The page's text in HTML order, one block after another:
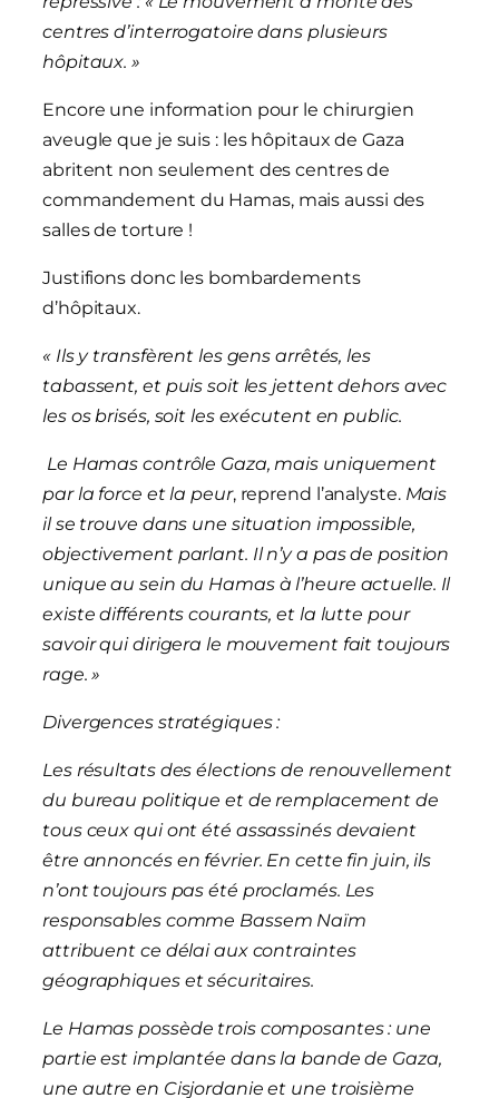
centres d’interrogatoire dans plusieurs
hôpitaux. »
Encore une information pour le chirurgien
aveugle que je suis : les hôpitaux de Gaza
abritent non seulement des centres de
commandement du Hamas, mais aussi des
salles de torture !
Justifions donc les bombardements
d’hôpitaux.
« Ils y transfèrent les gens arrêtés, les
tabassent, et puis soit les jettent dehors avec
les os brisés, soit les exécutent en public.
Le Hamas contrôle Gaza, mais uniquement
par la force et la peur, reprend l’analyste. Mais
il se trouve dans une situation impossible,
objectivement parlant. Il n’y a pas de position
unique au sein du Hamas à l’heure actuelle. Il
existe différents courants, et la lutte pour
savoir qui dirigera le mouvement fait toujours
rage. »
Divergences stratégiques :
Les résultats des élections de renouvellement
du bureau politique et de remplacement de
tous ceux qui ont été assassinés devaient
être annoncés en février. En cette fin juin, ils
n’ont toujours pas été proclamés. Les
responsables comme Bassem Naïm
attribuent ce délai aux contraintes
géographiques et sécuritaires.
Le Hamas possède trois composantes : une
partie est implantée dans la bande de Gaza,
une autre en Cisjordanie et une troisième